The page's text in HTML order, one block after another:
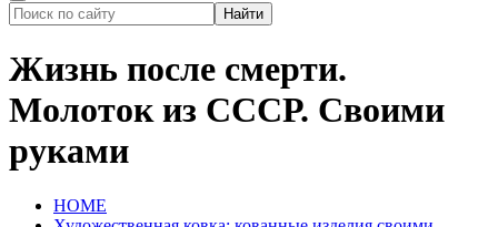
Жизнь после смерти.
Молоток из СССР. Своими
руками
HOME